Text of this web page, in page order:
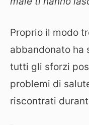
Proprio il modo
abbandonato ha
tutti gli sforzi
problemi di
riscontrati